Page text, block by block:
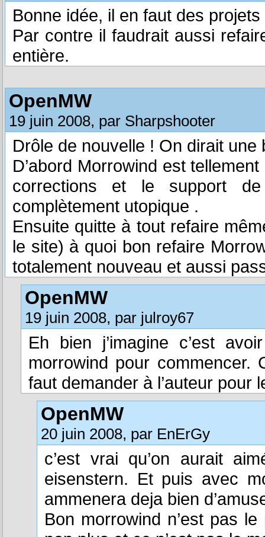
Bonne idée, il en faut des
Par contre il faudrait aussi
entière.
OpenMW
19 juin 2008, par Sharpshooter
Drôle de nouvelle ! On dirait
D’abord Morrowind est
corrections et le support
complètement utopique .
Ensuite quitte à tout refaire
le site) à quoi bon refaire
totalement nouveau et aussi
OpenMW
19 juin 2008, par julroy67
Eh bien j’imagine c’est
morrowind pour commencer.
faut demander à l’auteur pour
OpenMW
20 juin 2008, par EnErGy
c’est vrai qu’on aurait
eisenstern. Et puis avec
ammenera deja bien
Bon morrowind n’est pas